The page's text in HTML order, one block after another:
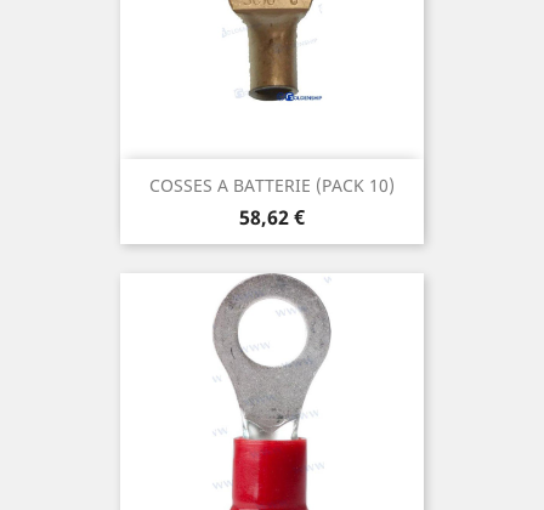
COSSES A BATTERIE (PACK 10)
Prix
58,62 €